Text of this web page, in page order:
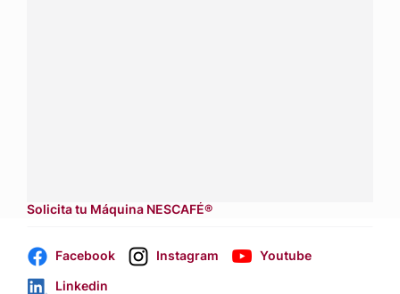
Solicita tu Máquina NESCAFÉ®
Facebook Instagram
Youtube
Linkedin